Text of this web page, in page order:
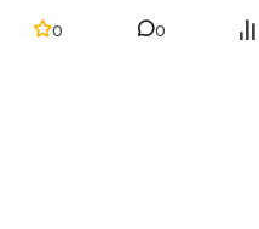
0 0